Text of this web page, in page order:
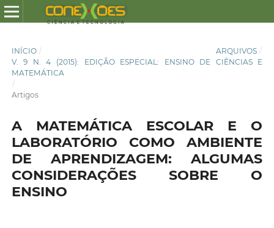
INÍCIO / ARQUIVOS /
V. 9 N. 4 (2015): EDIÇÃO ESPECIAL: ENSINO DE CIÊNCIAS E
MATEMÁTICA
/
Artigos
A MATEMÁTICA ESCOLAR E O
LABORATÓRIO COMO AMBIENTE
DE APRENDIZAGEM: ALGUMAS
CONSIDERAÇÕES SOBRE O
ENSINO